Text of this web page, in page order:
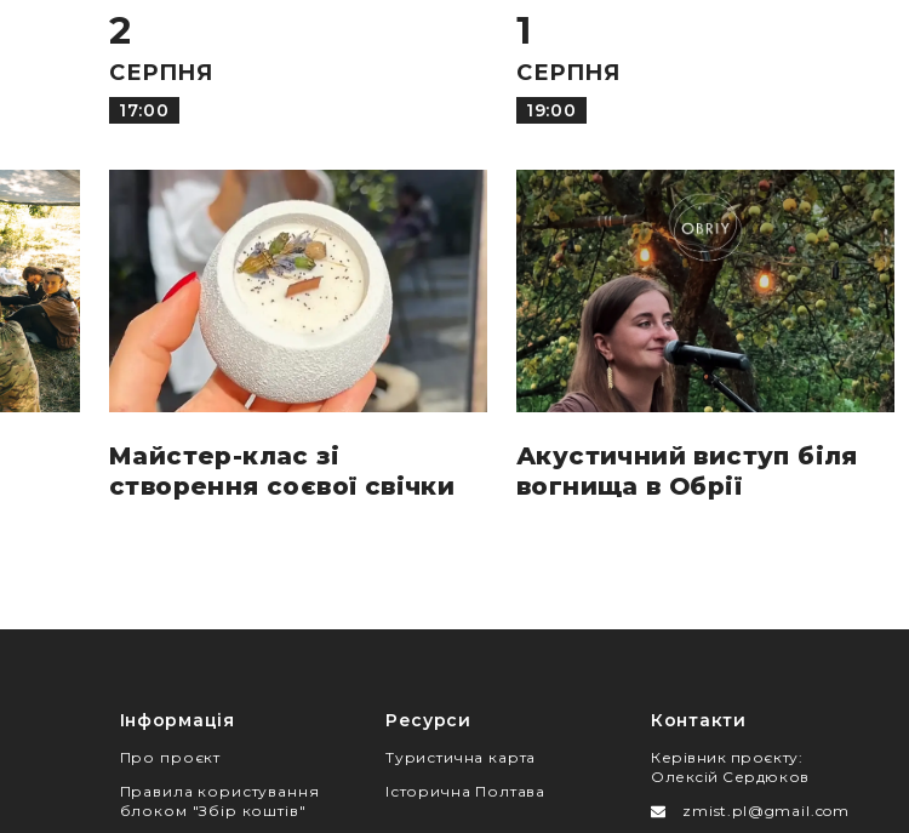
2
СЕРПНЯ
17:00
Майстер-клас зі
створення соєвої свічки
1
СЕРПНЯ
19:00
Акустичний виступ біля
вогнища в Обрії
Інформація
Про проєкт
Правила користування
блоком "Збір коштів"
Ресурси
Туристична карта
Історична Полтава
Контакти
Керівник проєкту:
Олексій Сердюков
zmist.pl@gmail.com